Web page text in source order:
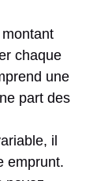
montant
chaque
une
part des
il
emprunt.